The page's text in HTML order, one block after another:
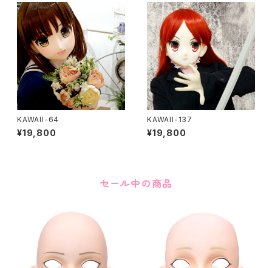
KAWAII-64
¥19,800
KAWAII-137
¥19,800
セール中の商品